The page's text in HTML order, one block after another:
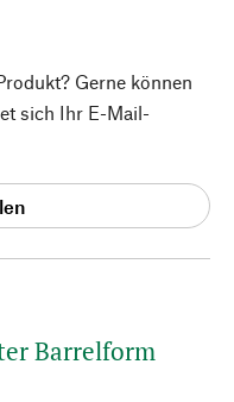
Barrelform
Gerne können
sich Ihr E-Mail-